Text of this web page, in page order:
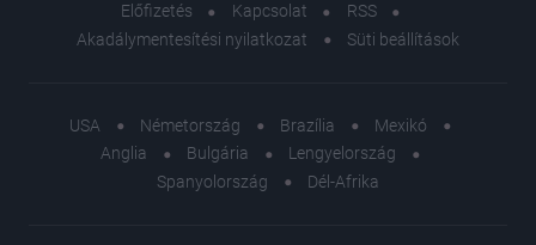
Előfizetés
Kapcsolat
RSS
Akadálymentesítési nyilatkozat
Süti beállítások
USA Németország Brazília
Mexikó
Anglia
Bulgária
Lengyelország
Spanyolország
Dél-Afrika